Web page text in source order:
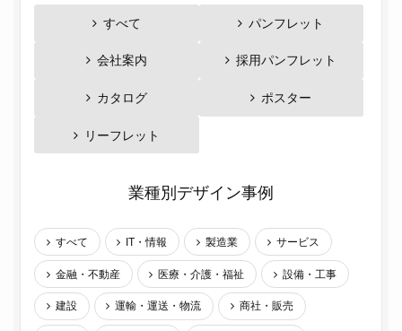
すべて パンフレット
会社案内 採用パンフレット
カタログ ポスター
リーフレット
業種別デザイン事例
すべて IT・情報 製造業 サービス
金融・不動産 医療・介護・福祉 設備・工事
建設 運輸・運送・物流 商社・販売